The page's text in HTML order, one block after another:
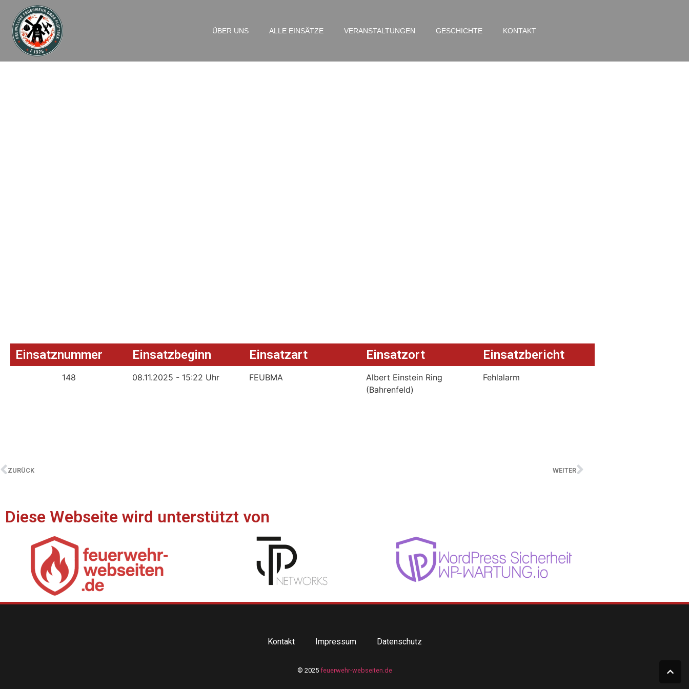
ÜBER UNS ALLE EINSÄTZE VERANSTALTUNGEN GESCHICHTE KONTAKT
Einsatznummer
148
Einsatzbeginn
08.11.2025 - 15:22 Uhr
Einsatzart
FEUBMA
Einsatzort
Albert Einstein Ring
(Bahrenfeld)
Einsatzbericht
Fehlalarm
ZURÜCK WEITER
Diese Webseite wird unterstützt von
Kontakt Impressum Datenschutz
© 2025 feuerwehr-webseiten.de